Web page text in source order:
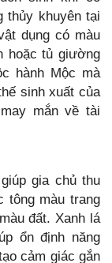
thủy khuyên tại
dụng có màu
hoặc tủ giường
hành Mộc mà
sinh xuất của
mắn về tài
gia chủ thu
tông màu trang
đất. Xanh lá
ổn định năng
cảm giác gắn